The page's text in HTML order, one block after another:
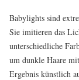
Babylights sind
Sie imitieren das
unterschiedliche
um dunkle Haare
Ergebnis künstlich